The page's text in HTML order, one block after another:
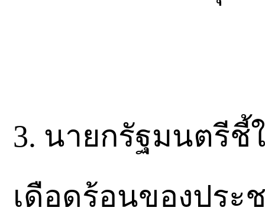
3. นายกรัฐมนตรีชี้
เดือดร้อนของประ